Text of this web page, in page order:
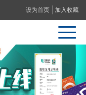
设为首页 加入收藏